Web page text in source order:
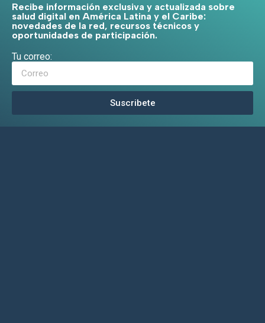
Recibe información exclusiva y actualizada sobre
salud digital en América Latina y el Caribe:
novedades de la red, recursos técnicos y
oportunidades de participación.
Tu correo:
Suscribete